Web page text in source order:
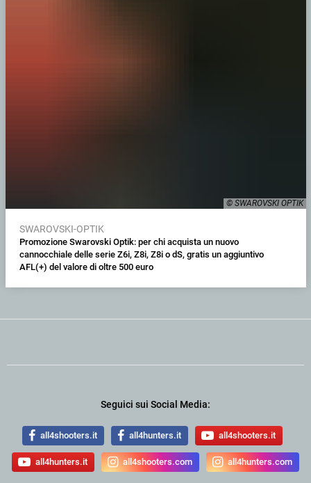
© SWAROVSKI OPTIK
SWAROVSKI-OPTIK
Promozione Swarovski Optik: per chi acquista un nuovo
cannocchiale delle serie Z6i, Z8i, Z8i o dS, gratis un aggiuntivo
AFL(+) del valore di oltre 500 euro
Seguici sui Social Media:
all4shooters.it all4hunters.it all4shooters.it
all4hunters.it all4shooters.com all4hunters.com